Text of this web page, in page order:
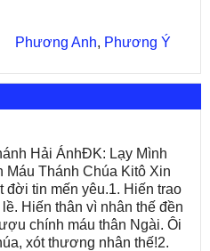
Phương Anh, Phương Ý
Hải ÁnhĐK: Lạy Mình
Máu Thánh Chúa Kitô Xin
đời tin mến yêu.1. Hiến trao
Hiến thân vì nhân thế đền
chính máu thân Ngài. Ôi
xót thương nhân thế!2.